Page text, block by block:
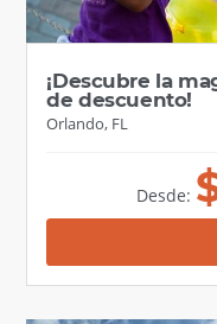
¡Descubre la
de descuento!
Orlando, FL
Desde: